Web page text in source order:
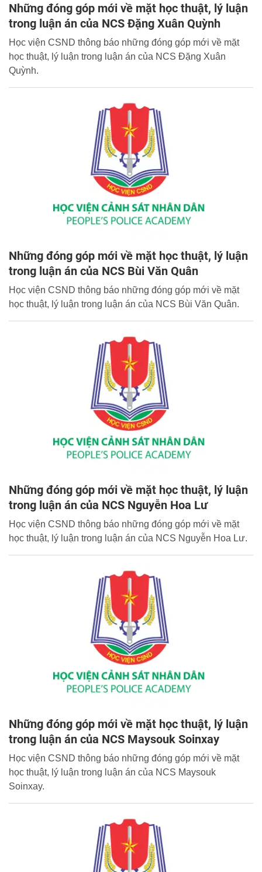
Những đóng góp mới về mặt học thuật, lý luận
trong luận án của NCS Đặng Xuân Quỳnh
Học viện CSND thông báo những đóng góp mới về mặt
học thuật, lý luận trong luận án của NCS Đặng Xuân
Quỳnh.
Những đóng góp mới về mặt học thuật, lý luận
trong luận án của NCS Bùi Văn Quân
Học viện CSND thông báo những đóng góp mới về mặt
học thuật, lý luận trong luận án của NCS Bùi Văn Quân.
Những đóng góp mới về mặt học thuật, lý luận
trong luận án của NCS Nguyễn Hoa Lư
Học viện CSND thông báo những đóng góp mới về mặt
học thuật, lý luận trong luận án của NCS Nguyễn Hoa Lư.
Những đóng góp mới về mặt học thuật, lý luận
trong luận án của NCS Maysouk Soinxay
Học viện CSND thông báo những đóng góp mới về mặt
học thuật, lý luận trong luận án của NCS Maysouk
Soinxay.